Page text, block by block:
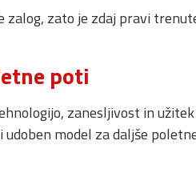
zalog, zato je zdaj pravi
poti
zanesljivost in
model za daljše